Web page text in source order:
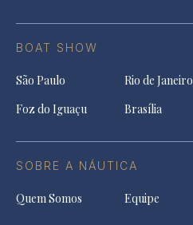
BOAT SHOW
São Paulo Rio de Janeiro
Foz do Iguaçu
Brasília
SOBRE A NÁUTICA
Quem Somos Equipe